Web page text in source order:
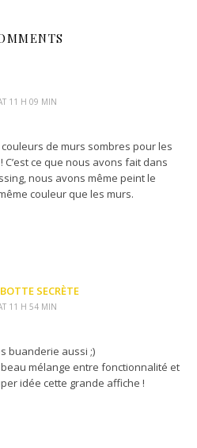
11 H 09 MIN
couleurs de murs sombres pour les
C’est ce que nous avons fait dans
nous avons même peint le
couleur que les murs.
SECRÈTE
11 H 54 MIN
buanderie aussi ;)
mélange entre fonctionnalité et
idée cette grande affiche !